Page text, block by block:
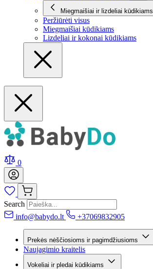
Miegmaišiai ir lizdeliai kūdikiams
Peržiūrėti visus
Miegmaišiai kūdikiams
Lizdeliai ir kokonai kūdikiams
0
Search
info@babydo.lt
+37069832905
Prekės nėščiosioms ir pagimdžiusioms
Naujagimio kraitelis
Vokeliai ir pledai kūdikiams